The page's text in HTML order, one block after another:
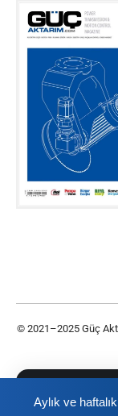
Şartlarını kabul
© 2021–2025 Güç
Aylık ve